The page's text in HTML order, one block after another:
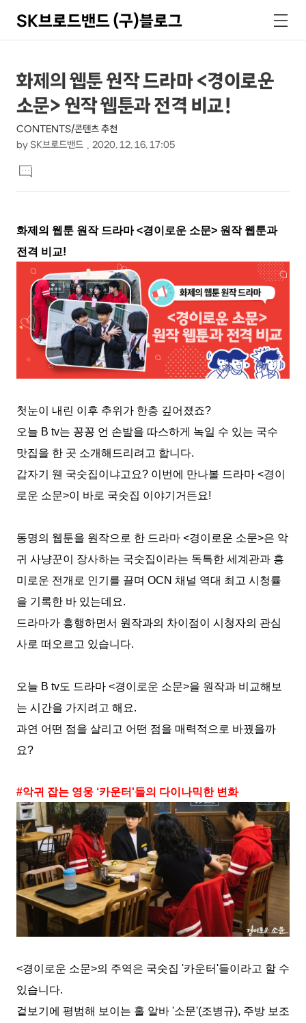
SK브로드밴드 (구)블로그
색
메
뉴
상
세
컨
텐
츠
본
문
제
목
화제의 웹툰 원작 드라마 <경이로운
소문> 원작 웹툰과 전격 비교!
CONTENTS/콘텐츠 추천
by SK브로드밴드 2020. 12. 16. 17:05
문
댓
글
화제의 웹툰 원작 드라마<경이로운 소문> 원작 웹툰과
전격 비교!
첫눈이 내린 이후 추위가 한층 깊어졌죠?
오늘 B tv는 꽁꽁 언 손발을 따스하게 녹일 수 있는 국수
맛집을 한 곳 소개해드리려고 합니다.
갑자기 웬 국숫집이냐고요? 이번에 만나볼 드라마 <경이
로운 소문>이 바로 국숫집 이야기거든요!
동명의 웹툰을 원작으로 한 드라마 <경이로운 소문>은 악
귀 사냥꾼이 장사하는 국숫집이라는 독특한 세계관과 흥
미로운 전개로 인기를 끌며 OCN 채널 역대 최고 시청률
을 기록한 바 있는데요.
드라마가 흥행하면서 원작과의 차이점이 시청자의 관심
사로 떠오르고 있습니다.
오늘 B tv도 드라마 <경이로운 소문>을 원작과 비교해보
는 시간을 가지려고 해요.
과연 어떤 점을 살리고 어떤 점을 매력적으로 바꿨을까
요?
#악귀 잡는 영웅 ‘카운터'들의 다이나믹한 변화
<경이로운 소문>의 주역은 국숫집 '카운터'들이라고 할 수
있습니다.
겉보기에 평범해 보이는 홀 알바 '소문'(조병규), 주방 보조